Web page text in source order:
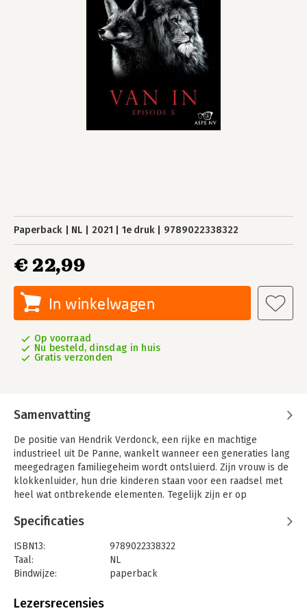
Paperback NL 2021 1e druk 9789022338322
€ 22,99
In winkelwagen
Op voorraad
Nu besteld, dinsdag in huis
Gratis verzonden
Samenvatting
De positie van Hendrik Verdonck, een rijke en machtige
industrieel uit De Panne, wankelt wanneer een generaties lang
meegedragen familiegeheim wordt ontsluierd. Zijn vrouw is de
klokkenluider, hun drie kinderen staan voor een raadsel met
heel wat ontbrekende elementen. Tegelijk zijn er op
gericht zijn tegen het koningshuis. Wanneer de dochter van
haar terug te vinden. De gepensioneerde commissaris botst op
het ene mysterie na het andere. Een oorlogsdagboek van de
vader van Verdonck zorgt onverwacht voor een heel andere
verbergen? En wat is de rol van het koningshuis in dit hele
Specificaties
ISBN13:
9789022338322
Taal:
NL
Bindwijze:
paperback
Uitgever:
Lezersrecensies